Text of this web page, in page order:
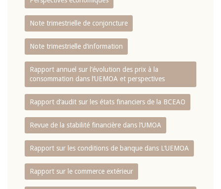
Note trimestrielle de conjoncture
Note trimestrielle d‘information
Rapport annuel sur l‘évolution des prix à la
consommation dans l‘UEMOA et perspectives
Rapport d‘audit sur les états financiers de la BCEAO
Revue de la stabilité financière dans l‘UMOA
Rapport sur les conditions de banque dans L‘UEMOA
Rapport sur le commerce extérieur